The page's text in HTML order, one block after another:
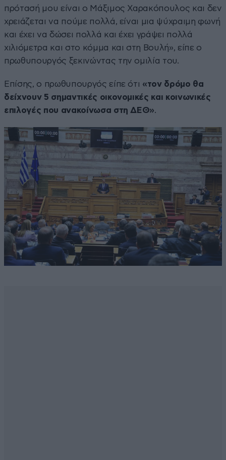
πρότασή μου είναι ο Μάξιμος Χαρακόπουλος και δεν
χρειάζεται να πούμε πολλά, είναι μια ψύχραιμη φωνή
και έχει να δώσει πολλά και έχει γράψει πολλά
χιλιόμετρα και στο κόμμα και στη Βουλή», είπε ο
πρωθυπουργός ξεκινώντας την ομιλία του.
Επίσης, ο πρωθυπουργός είπε ότι «τον δρόμο θα
δείχνουν 5 σημαντικές οικονομικές και κοινωνικές
επιλογές που ανακοίνωσα στη ΔΕΘ».